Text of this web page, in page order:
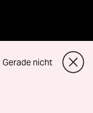
Gerade nicht